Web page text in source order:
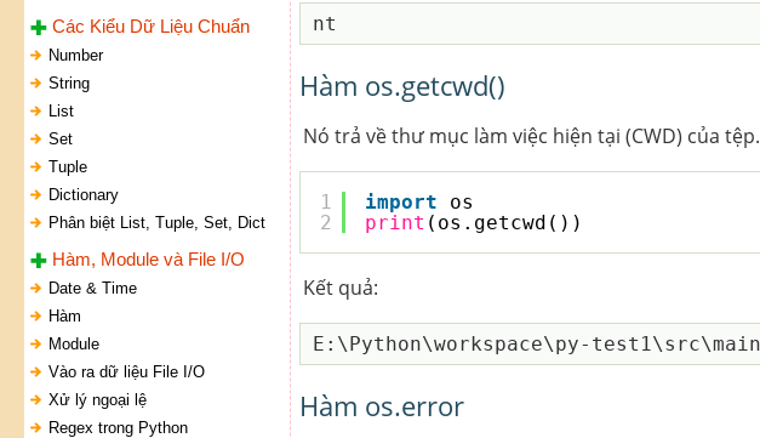
Các Kiểu Dữ Liệu Chuẩn
Number
String
List
Set
Tuple
Dictionary
Phân biệt List, Tuple, Set, Dict
Hàm, Module và File I/O
Date & Time
Hàm
Module
Vào ra dữ liệu File I/O
Xử lý ngoại lệ
Regex trong Python
Hàm os.getcwd()
Nó trả về thư mục làm việc hiện tại (CWD) của tệp.
1
2
import
os
print (os.getcwd())
Kết quả:
Hàm os.error